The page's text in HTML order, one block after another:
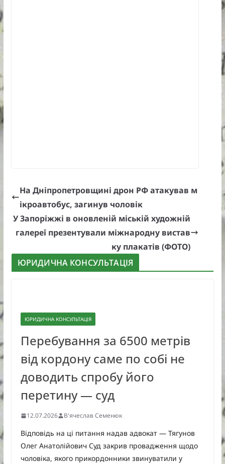
На Дніпропетровщині дрон РФ атакував м
ікроавтобус, загинув чоловік
У Запоріжжі в оновленій міській художній
галереї презентували міжнародну вистав
ку плакатів (ФОТО)
ЮРИДИЧНА КОНСУЛЬТАЦІЯ
ЮРИДИЧНА КОНСУЛЬТАЦІЯ
Перебування за 6500 метрів
від кордону саме по собі не
доводить спробу його
перетину — суд
12.07.2026 В'ячеслав Семенюк
Відповідь на ці питання надав адвокат — Тягунов
Олег Анатолійович Суд закрив провадження щодо
чоловіка, якого прикордонники звинуватили у